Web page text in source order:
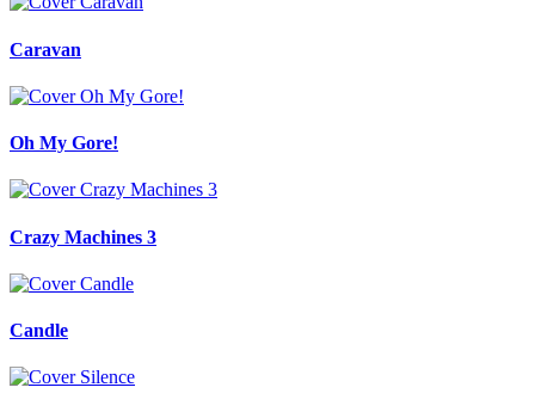
Caravan
Oh My Gore!
Crazy Machines 3
Candle